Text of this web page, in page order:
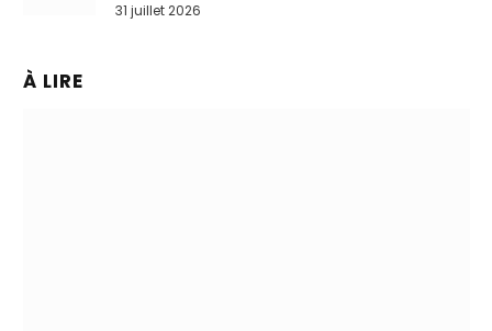
31 juillet 2026
À LIRE